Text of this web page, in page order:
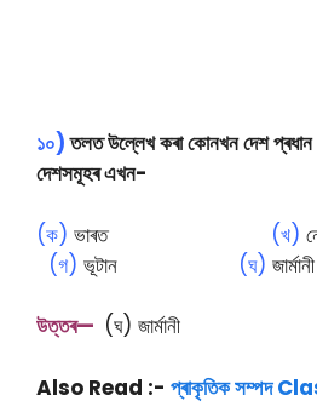
১০)তলত উল্লেখ কৰা কোনখন দেশ প্ৰধান
দেশসমূহৰ এখন-
(ক) ভাৰত (খ)
(গ) ভূটান (ঘ) জাৰ্মানী
উত্তৰ— (ঘ) জাৰ্মানী
Also Read :- প্ৰাকৃতিক সম্পদ